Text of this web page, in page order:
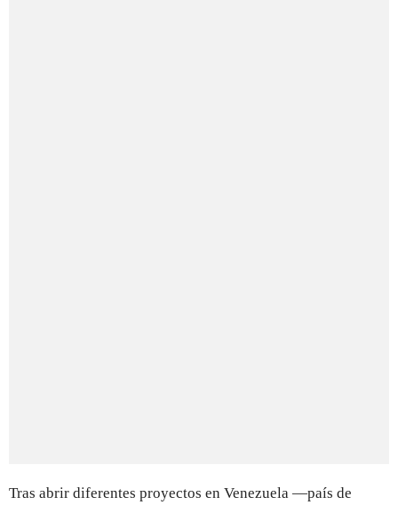
Tras abrir diferentes proyectos en Venezuela —país de